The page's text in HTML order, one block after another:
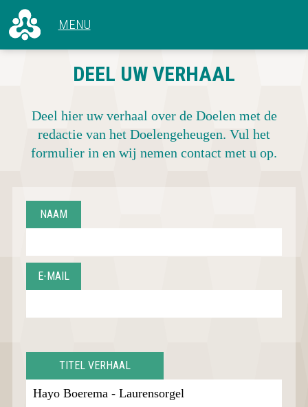
ALLE ARTIKELEN
HET GEBOUW
ACHTER DE SCHERMEN
VOOR 1966
1970 - 1979
1980 - 1989
1990 - 1999
CONCERTOVERZICHT
DEEL UW VERHAAL
Deel hier uw verhaal over de Doelen met de
redactie van het Doelengeheugen. Vul het
formulier in en wij nemen contact met u op.
NAAM
E-MAIL
TITEL VERHAAL